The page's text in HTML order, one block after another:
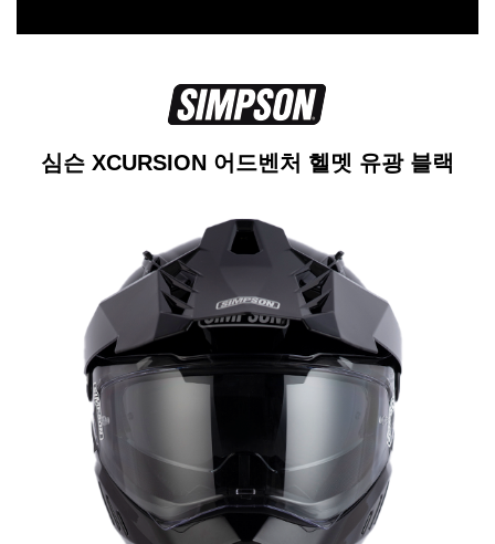
심슨 XCURSION 어드벤처 헬멧 유광 블랙